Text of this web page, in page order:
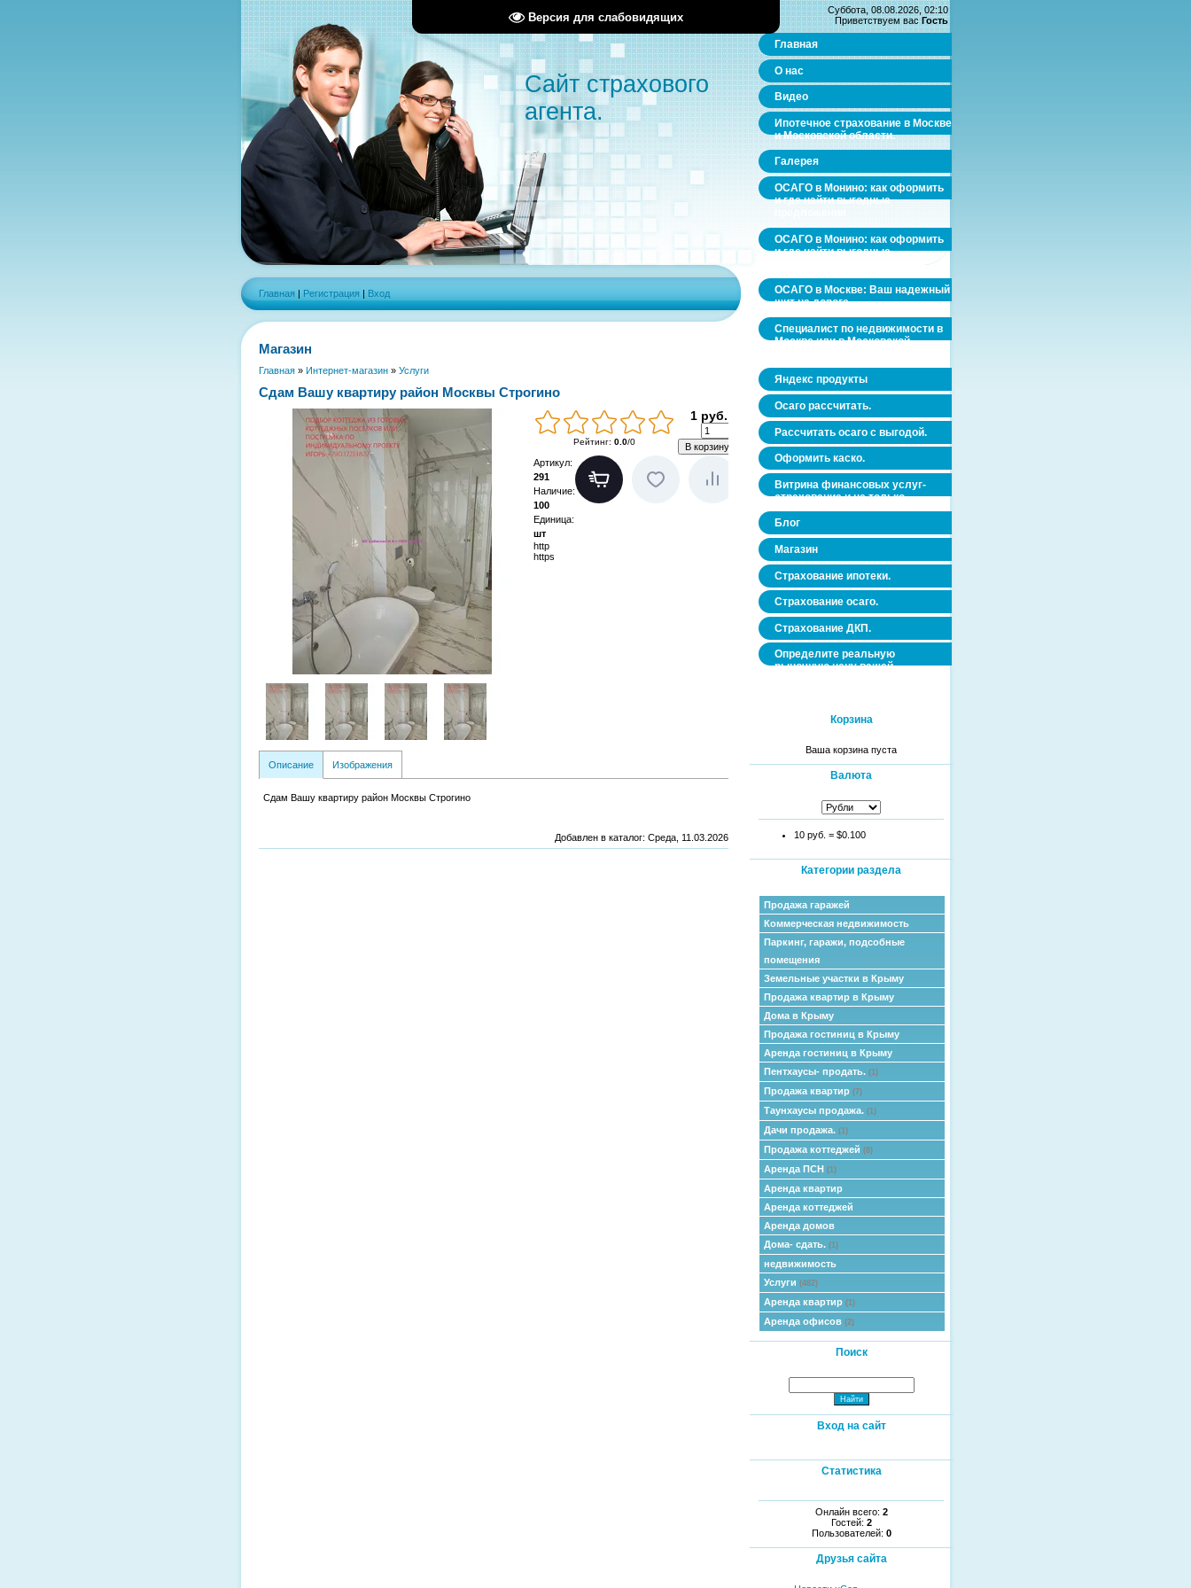
Версия для слабовидящих
Сайт страхового
агента.
Главная | Регистрация | Вход
Магазин
Главная » Интернет-магазин » Услуги
Сдам Вашу квартиру район Москвы Строгино
Рейтинг: 0.0/0
1 руб.
Артикул:
291
Наличие:
100
Единица:
шт
http
https
Описание Изображения
Сдам Вашу квартиру район Москвы Строгино
Добавлен в каталог: Среда, 11.03.2026
Суббота, 08.08.2026, 02:10
Приветствуем вас Гость
Главная
О нас
Видео
Ипотечное страхование в Москве
и Московской области.
Галерея
ОСАГО в Монино: как оформить
и где найти выгодные
ОСАГО в Монино: как оформить
и где найти выгодные
ОСАГО в Москве: Ваш надежный
щит на дороге
Специалист по недвижимости в
Москве или в Московской
Яндекс продукты
Осаго рассчитать.
Рассчитать осаго с выгодой.
Оформить каско.
Витрина финансовых услуг-
страхование и не только.
Блог
Магазин
Страхование ипотеки.
Страхование осаго.
Страхование ДКП.
Определите реальную
рыночную цену вашей
Корзина
Ваша корзина пуста
Валюта
10 руб. = $0.100
Категории раздела
Продажа гаражей
Коммерческая недвижимость
Паркинг, гаражи, подсобные
помещения
Земельные участки в Крыму
Продажа квартир в Крыму
Дома в Крыму
Продажа гостиниц в Крыму
Аренда гостиниц в Крыму
Пентхаусы- продать. (1)
Продажа квартир (7)
Таунхаусы продажа. (1)
Дачи продажа. (1)
Продажа коттеджей (8)
Аренда ПСН (1)
Аренда квартир
Аренда коттеджей
Аренда домов
Дома- сдать. (1)
недвижимость
Услуги (482)
Аренда квартир (1)
Аренда офисов (2)
Поиск
Вход на сайт
Статистика
Онлайн всего: 2
Гостей: 2
Пользователей: 0
Друзья сайта